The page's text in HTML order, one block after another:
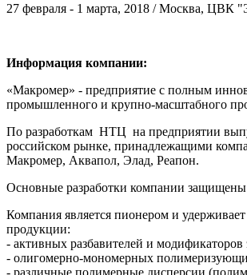
27 февраля - 1 марта, 2018 / Москва, ЦВК
Информация компании:
«Макромер» - предприятие с полным
промышленного и крупно-масштабного
По разработкам НТЦ на предприятии
российском рынке, принадлежащими
Макромер, Аквапол, Элад, Реапон.
Основные разработки компании
Компания является пионером и
продукции:
- активных разбавителей и
- олигомерно-мономерных